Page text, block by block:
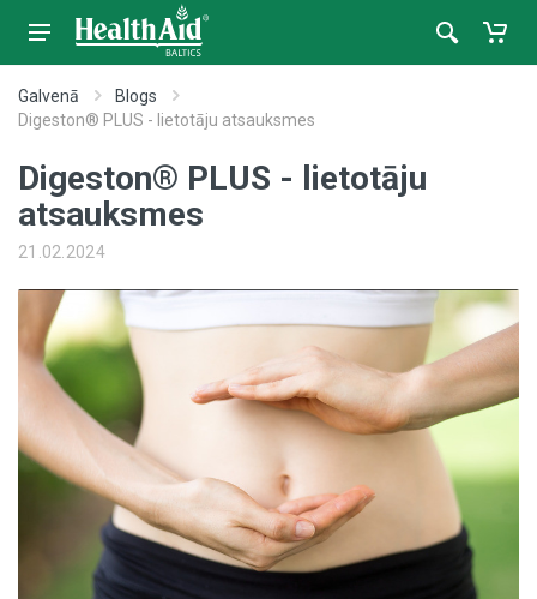
Galvenā
Blogs
Digeston® PLUS - lietotāju atsauksmes
Digeston® PLUS - lietotāju
atsauksmes
21.02.2024